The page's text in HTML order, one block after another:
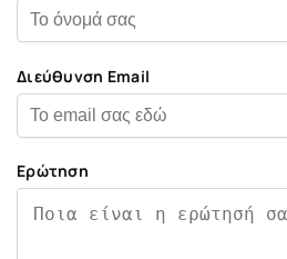
Διεύθυνση Email
Ερώτηση